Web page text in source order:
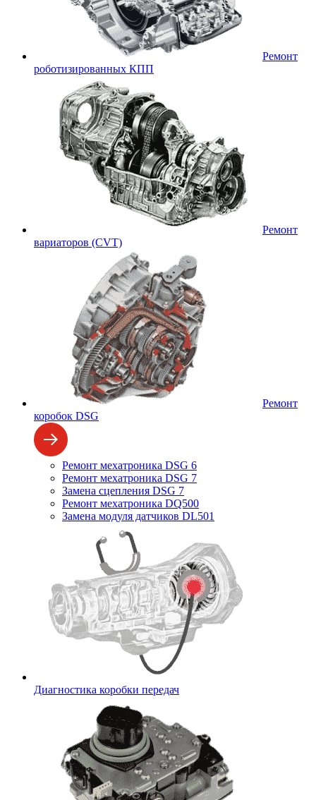
Ремонт
роботизированных КПП
Ремонт
вариаторов (CVT)
Ремонт
коробок DSG
Ремонт мехатроника DSG 6
Ремонт мехатроника DSG 7
Замена сцепления DSG 7
Ремонт мехатроника DQ500
Замена модуля датчиков DL501
Диагностика коробки передач